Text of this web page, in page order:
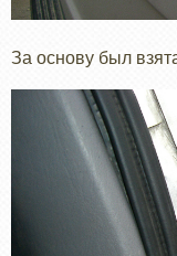
За основу был